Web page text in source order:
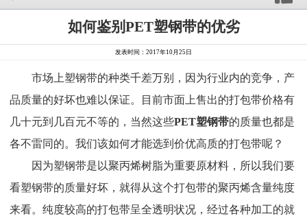
如何鉴别PET塑钢带的优劣
发表时间：2017年10月25日
市场上塑钢带的种类千差万别，因为行业内的竞争，产
品质量的好坏也难以保证。目前市面上售出的打包带价格有
几十元到几百元不等的，当然这些PET塑钢带的质量也都是
各不雷同的。我们该如何才能选到价优高质的打包带呢？
因为塑钢带是以聚丙烯树脂为重要原材料，所以我们要
看塑钢带的质量好坏，就得从这个打包带的聚丙烯含量纯度
来看。纯度较高的打包带呈全透明状况，经过各种加工的就